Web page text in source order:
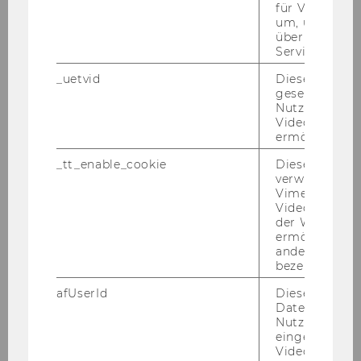
Tax Library Talk von Prof. Schoueri am
Podiumsdiskussion am 17.05.2010
Wolfgang Gassner-Gedächtnis Vorlesung
Tax Library Talk - Tax Planning under
Polnish Double Tax Treaties am 28.04.2010
Kreuzverhör Christ-Sein in der Krise am
Konferenz von 18.-20.03.2010
für Vimeo
um, um
über die
Service zu
_uetvid
Dieses
gesetzt, um
Nutzung des
Videoplayers
ermöglichen
_tt_enable_cookie
Dieses
verwendet,
Vimeo-
der WU-
ermöglichen
andere nicht
bezeichnete
afUserId
Dieses
Daten von
Videos